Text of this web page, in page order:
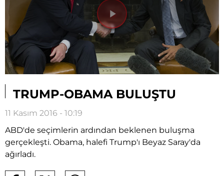
Videoyu
Oynat
TRUMP-OBAMA BULUŞTU
11 Kasım 2016 - 10:19
ABD'de seçimlerin ardından beklenen buluşma
gerçekleşti. Obama, halefi Trump'ı Beyaz Saray'da
ağırladı.